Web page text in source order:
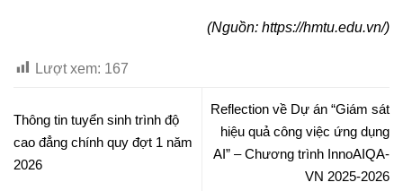
(Nguồn: https://hmtu.edu.vn/)
Lượt xem: 167
Thông tin tuyển sinh trình độ
cao đẳng chính quy đợt 1 năm
2026
Reflection về Dự án “Giám sát
hiệu quả công việc ứng dụng
AI” – Chương trình InnoAIQA-
VN 2025-2026